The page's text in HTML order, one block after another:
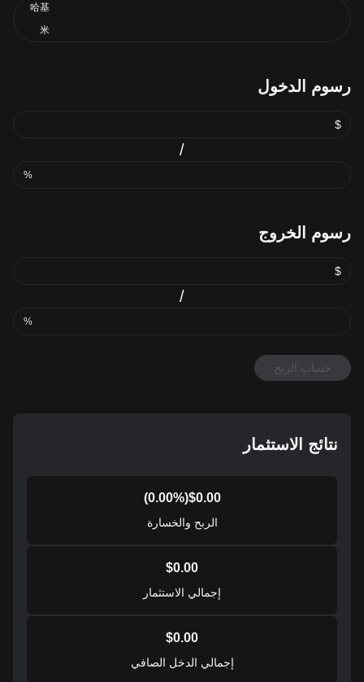
哈基
米
رسوم الدخول
$
/
%
رسوم الخروج
$
/
%
حساب الربح
نتائج الاستثمار
$0.00
(
0.00%)
الربح والخسارة
$0.00
إجمالي الاستثمار
$0.00
إجمالي الدخل الصافي